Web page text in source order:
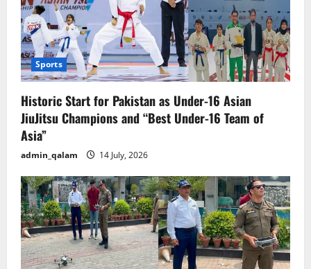
Sports
Historic Start for Pakistan as Under-16 Asian
JiuJitsu Champions and “Best Under-16 Team of
Asia”
admin_qalam 14 July, 2026